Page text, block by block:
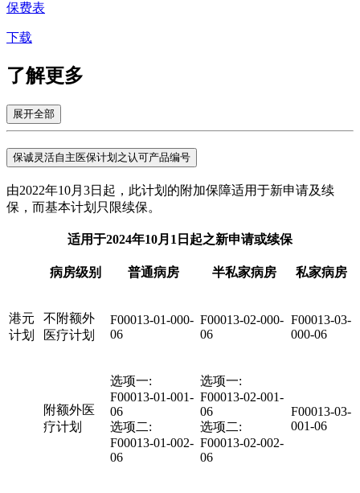
保费表
下载
了解更多
展开全部
保诚灵活自主医保计划之认可产品编号
由2022年10月3日起，此计划的附加保障适用于新申请及续
保，而基本计划只限续保。
适用于2024年10月1日起之新申请或续保
病房级别 普通病房 半私家病房 私家病房
港元
计划
不附额外
医疗计划
F00013-01-000-
06
F00013-02-000-
06
F00013-03-
000-06
附额外医
疗计划
选项一:
F00013-01-001-
06
选项二:
F00013-01-002-
06
选项一:
F00013-02-001-
06
选项二:
F00013-02-002-
06
F00013-03-
001-06